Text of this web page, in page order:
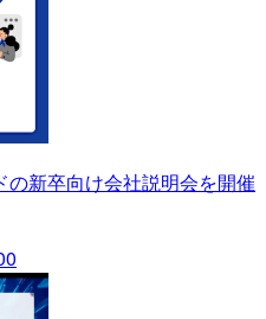
の新卒向け会社説明会を開催